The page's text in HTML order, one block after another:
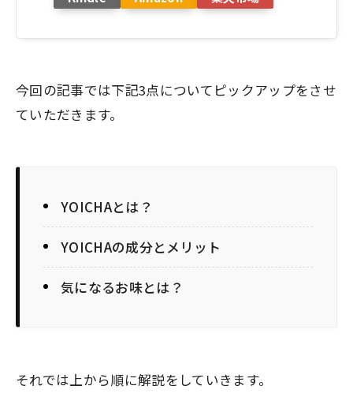
今回の記事では下記3点についてピックアップをさせ
ていただきます。
YOICHAとは？
YOICHAの成分とメリット
気になるお味とは？
それでは上から順に解説をしていきます。